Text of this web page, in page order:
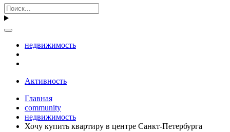
недвижимость
Активность
Главная
community
недвижимость
Хочу купить квартиру в центре Санкт-Петербурга